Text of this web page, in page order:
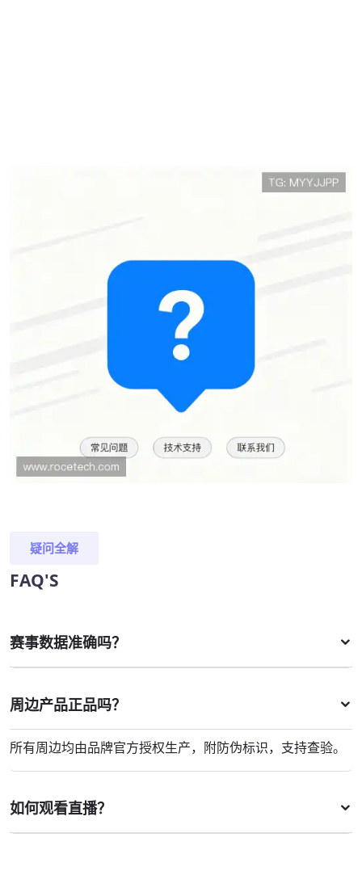
疑问全解
FAQ'S
赛事数据准确吗？
周边产品正品吗？
所有周边均由品牌官方授权生产，附防伪标识，支持查验。
如何观看直播？